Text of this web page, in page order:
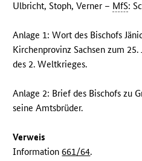
Ulbricht, Stoph, Verner – MfS:
Anlage 1: Wort des Bischofs
Kirchenprovinz Sachsen zum 25.
des 2. Weltkrieges.
Anlage 2: Brief des Bischofs zu
seine Amtsbrüder.
Verweis
Information661/64.